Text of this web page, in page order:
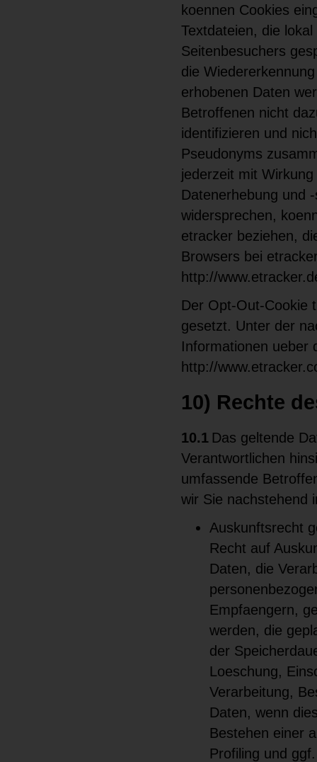
koennen Cookies
Textdateien, die
Seitenbesuchers
die
erhobenen Daten
Betroffenen nicht
identifizieren und
Pseudonyms
jederzeit mit
Datenerhebung und
widersprechen,
etracker beziehen,
Browsers bei
http://
Der Opt-Out-Cookie
gesetzt. Unter der
Informationen ueber
http://
10) Rechte
10.1 Das geltende
Verantwortlichen
umfassende
wir Sie nachstehend
Auskunftsrecht
Recht auf
Daten, die
Empfaengern,
werden, die
der
Loeschung,
Verarbeitung,
Daten, wenn
Bestehen einer
Profiling und